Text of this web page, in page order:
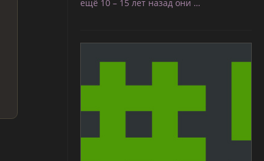
ещё 10 – 15 лет назад они …